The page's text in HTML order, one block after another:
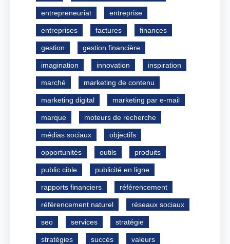
entrepreneuriat entreprise
entreprises factures finances
gestion gestion financière
imagination innovation inspiration
marché marketing de contenu
marketing digital marketing par e-mail
marque moteurs de recherche
médias sociaux objectifs
opportunités outils produits
public cible publicité en ligne
rapports financiers référencement
référencement naturel réseaux sociaux
seo services stratégie
stratégies succès valeurs